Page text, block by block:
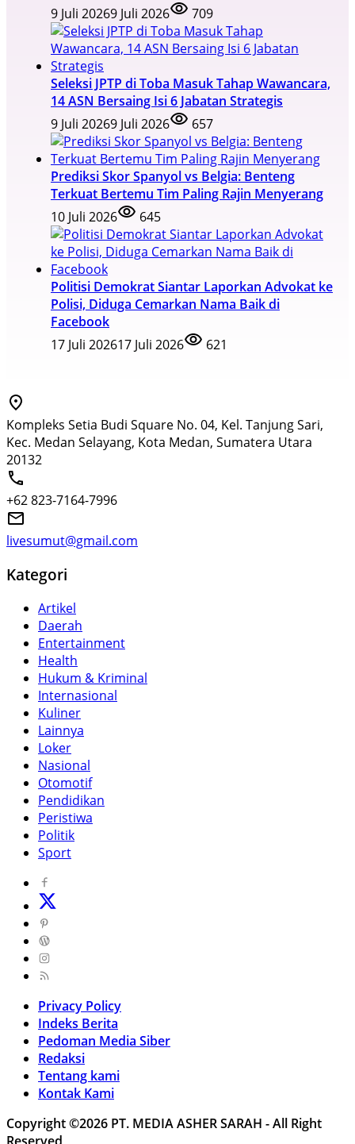
9 Juli 20269 Juli 2026 709
Seleksi JPTP di Toba Masuk Tahap Wawancara,
14 ASN Bersaing Isi 6 Jabatan Strategis
9 Juli 20269 Juli 2026 657
Prediksi Skor Spanyol vs Belgia: Benteng
Terkuat Bertemu Tim Paling Rajin Menyerang
10 Juli 2026
645
Politisi Demokrat Siantar Laporkan Advokat ke
Polisi, Diduga Cemarkan Nama Baik di
Facebook
17 Juli 202617 Juli 2026 621
Kompleks Setia Budi Square No. 04, Kel. Tanjung Sari,
Kec. Medan Selayang, Kota Medan, Sumatera Utara
20132
+62 823-7164-7996
livesumut@gmail.com
Kategori
Artikel
Daerah
Entertainment
Health
Hukum & Kriminal
Internasional
Kuliner
Lainnya
Loker
Nasional
Otomotif
Pendidikan
Peristiwa
Politik
Sport
Privacy Policy
Indeks Berita
Pedoman Media Siber
Redaksi
Tentang kami
Kontak Kami
Copyright ©2026 PT. MEDIA ASHER SARAH - All Right